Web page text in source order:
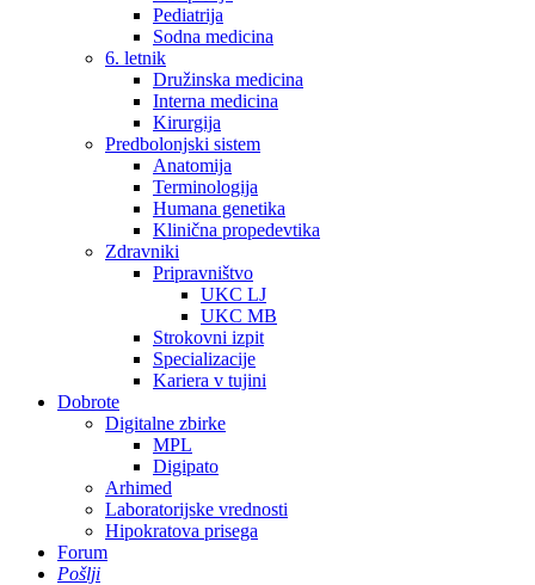
Pediatrija
Sodna medicina
6. letnik
Družinska medicina
Interna medicina
Kirurgija
Predbolonjski sistem
Anatomija
Terminologija
Humana genetika
Klinična propedevtika
Zdravniki
Pripravništvo
UKC LJ
UKC MB
Strokovni izpit
Specializacije
Kariera v tujini
Dobrote
Digitalne zbirke
MPL
Digipato
Arhimed
Laboratorijske vrednosti
Hipokratova prisega
Forum
Pošlji